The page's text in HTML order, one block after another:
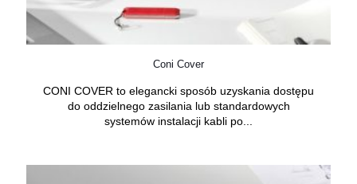
Coni Cover
CONI COVER to elegancki sposób uzyskania dostępu
do oddzielnego zasilania lub standardowych
systemów instalacji kabli po...